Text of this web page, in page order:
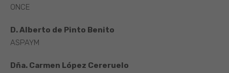
ONCE
D. Alberto de Pinto Benito
ASPAYM
Dña. Carmen López Cereruelo